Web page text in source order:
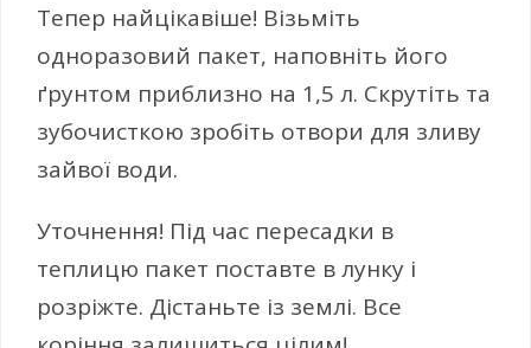
Тепер найцікавіше! Візьміть
одноразовий пакет, наповніть його
ґрунтом приблизно на 1,5 л. Скрутіть та
зубочисткою зробіть отвори для зливу
зайвої води.
Уточнення! Під час пересадки в
теплицю пакет поставте в лунку і
розріжте. Дістаньте із землі. Все